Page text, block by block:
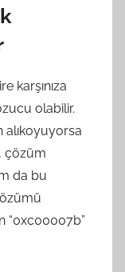
karşınıza
olabilir.
alıkoyuyorsa
çözüm
da bu
“0xc00007b”